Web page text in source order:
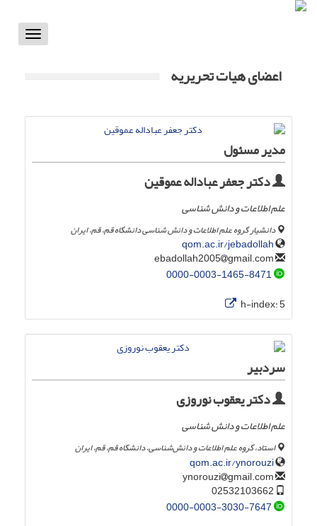
Toggle
اعضای هیات تحریریه
مدیر مسئول
دکتر جعفر عباداله عموقین
علم اطلاعات و دانش شناسی
دانشیار گروه علم اطلاعات و دانش شناسی دانشگاه قم، قم، ایران
qom.ac.ir/jebadollah
gmail.com
0000-0003-1465-8471
h-index:5
سردبیر
دکتر یعقوب نوروزی
علم اطلاعات و دانش شناسی
استاد، گروه علم اطلاعات و دانش‌شناسی، دانشگاه قم، قم، ایران
qom.ac.ir/ynorouzi
gmail.com
0000-0003-3030-7647